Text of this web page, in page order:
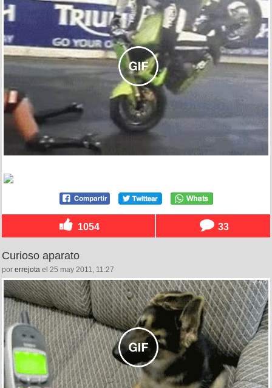
1054 33
Curioso aparato
por errejota el 25 may 2011, 11:27